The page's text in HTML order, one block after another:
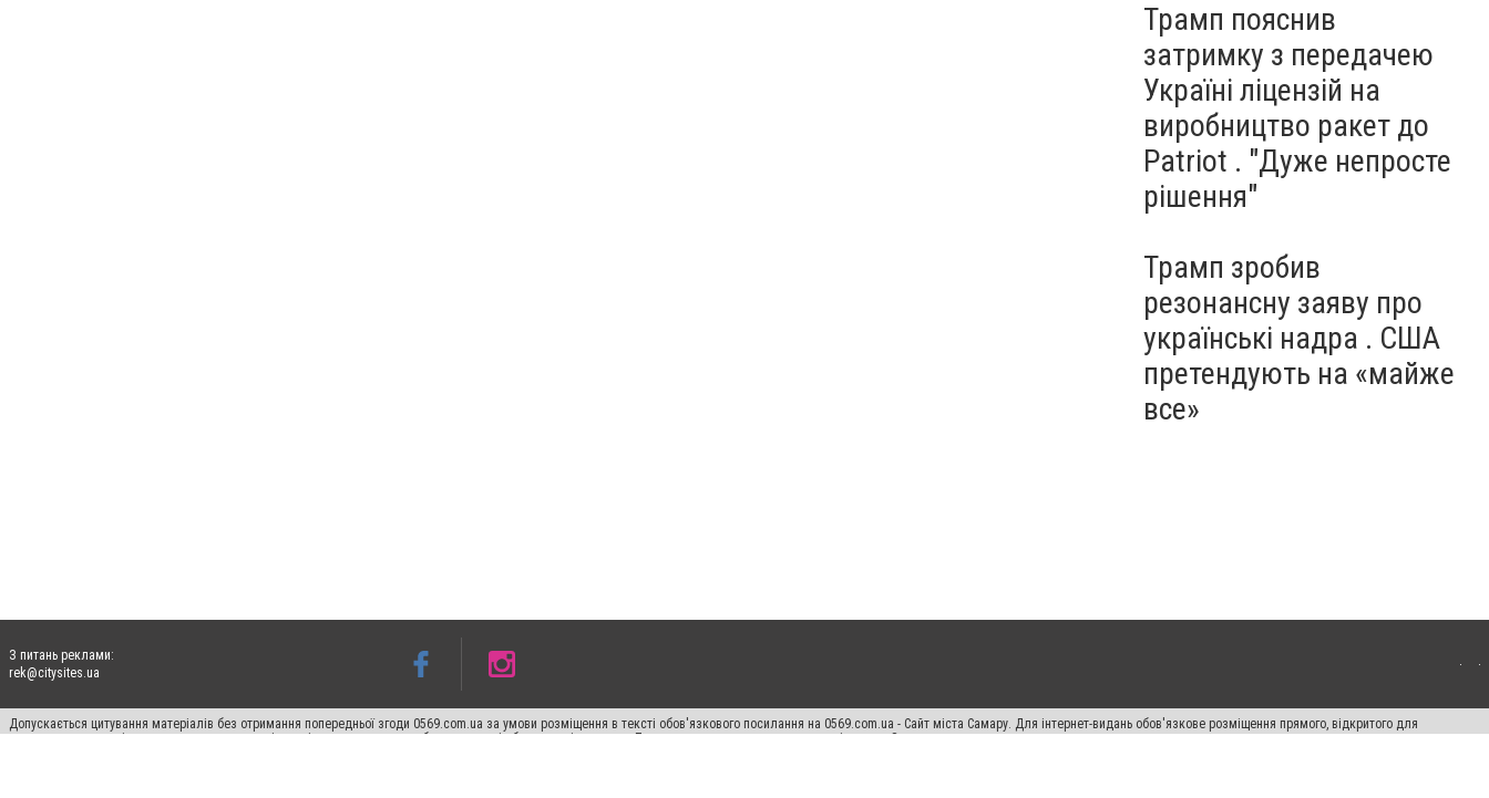
Трамп пояснив
затримку з передачею
Україні ліцензій на
виробництво ракет до
Patriot . "Дуже непросте
рішення"
Трамп зробив
резонансну заяву про
українські надра . США
претендують на «майже
все»
З питань реклами:
rek@citysites.ua
Допускається цитування матеріалів без отримання попередньої згоди 0569.com.ua за умови розміщення в тексті обов'язкового посилання на 0569.com.ua - Сайт міста Самару. Для інтернет-видань обов'язкове розміщення прямого, відкритого для
пошукових систем гіперпосилання на цитовані статті не нижче другого абзацу в тексті або в якості джерела. Порушення виняткових прав переслідується Законом.